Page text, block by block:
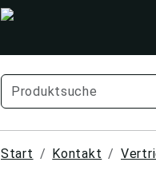
Start Kontakt